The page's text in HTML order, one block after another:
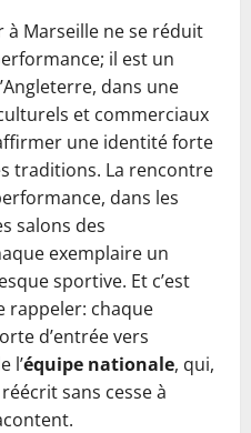
à Marseille ne se réduit
il est un
dans une
et commerciaux
une identité forte
traditions. La rencontre
dans les
salons des
exemplaire un
sportive. Et c’est
rappeler: chaque
d’entrée vers
l’équipe nationale, qui,
sans cesse à